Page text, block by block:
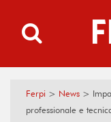
Ferpi > News >
professionale e